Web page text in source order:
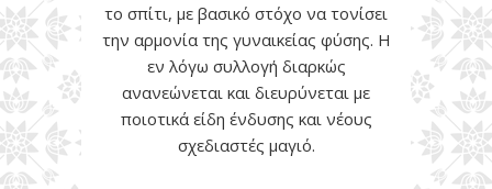
το σπίτι, με βασικό στόχο να τονίσει
την αρμονία της γυναικείας φύσης. Η
εν λόγω συλλογή διαρκώς
ανανεώνεται και διευρύνεται με
ποιοτικά είδη ένδυσης και νέους
σχεδιαστές μαγιό.